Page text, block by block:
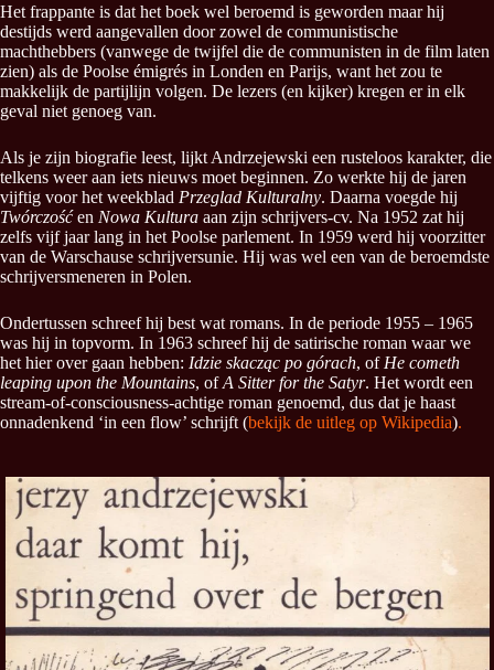
Het frappante is dat het boek wel beroemd is geworden maar hij
destijds werd aangevallen door zowel de communistische
machthebbers (vanwege de twijfel die de communisten in de film laten
zien) als de Poolse émigrés in Londen en Parijs, want het zou te
makkelijk de partijlijn volgen. De lezers (en kijker) kregen er in elk
geval niet genoeg van.
Als je zijn biografie leest, lijkt Andrzejewski een rusteloos karakter, die
telkens weer aan iets nieuws moet beginnen. Zo werkte hij de jaren
vijftig voor het weekblad Przeglad Kulturalny. Daarna voegde hij
Twórczośćen Nowa Kultura aan zijn schrijvers-cv. Na 1952 zat hij
zelfs vijf jaar lang in het Poolse parlement. In 1959 werd hij voorzitter
van de Warschause schrijversunie. Hij was wel een van de beroemdste
schrijversmeneren in Polen.
Ondertussen schreef hij best wat romans. In de periode 1955 – 1965
was hij in topvorm. In 1963 schreef hij de satirische roman waar we
het hier over gaan hebben: Idzie skacząc po górach, of He cometh
leaping upon the Mountains, ofA Sitter for the Satyr. Het wordt een
stream-of-consciousness-achtige roman genoemd, dus dat je haast
onnadenkend ‘in een flow’ schrijft (bekijk de uitleg op Wikipedia).